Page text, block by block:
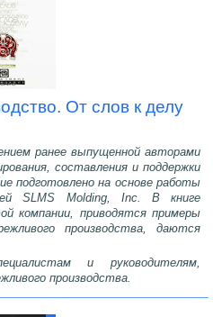
От слов к делу
ранее выпущенной авторами
составления и поддержки
подготовлено на основе работы
SLMS Molding, Inc. В книге
компании, приводятся примеры
производства, даются
и руководителям,
производства.